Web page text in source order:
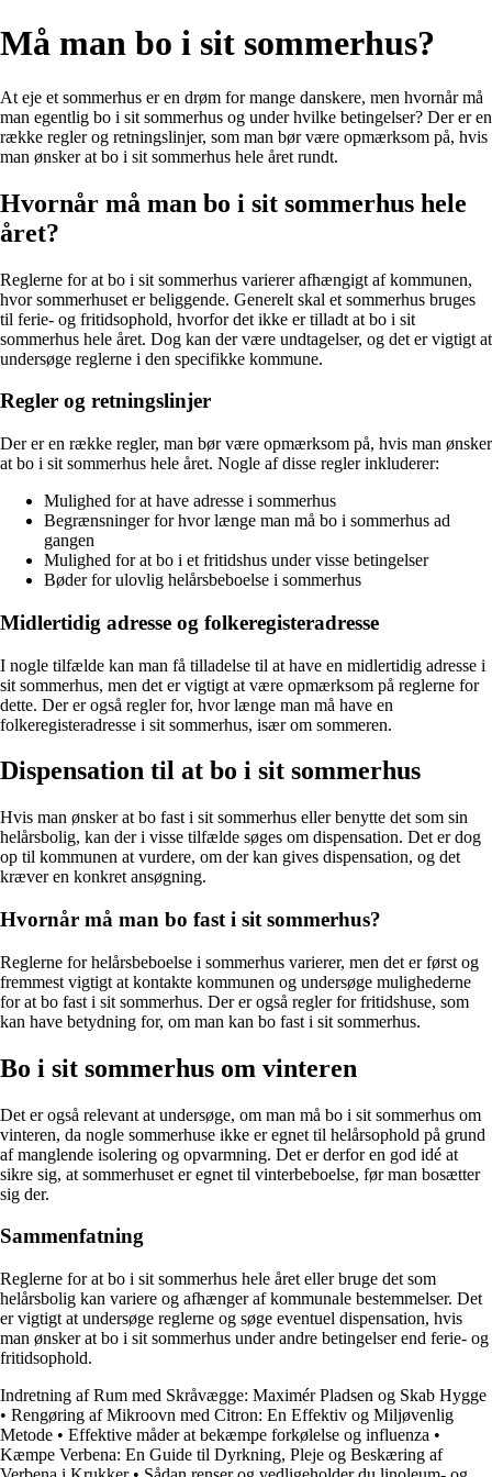
Må man bo i sit sommerhus?
At eje et sommerhus er en drøm for mange danskere, men hvornår må
man egentlig bo i sit sommerhus og under hvilke betingelser? Der er en
række regler og retningslinjer, som man bør være opmærksom på, hvis
man ønsker at bo i sit sommerhus hele året rundt.
Hvornår må man bo i sit sommerhus hele
året?
Reglerne for at bo i sit sommerhus varierer afhængigt af kommunen,
hvor sommerhuset er beliggende. Generelt skal et sommerhus bruges
til ferie- og fritidsophold, hvorfor det ikke er tilladt at bo i sit
sommerhus hele året. Dog kan der være undtagelser, og det er vigtigt at
undersøge reglerne i den specifikke kommune.
Regler og retningslinjer
Der er en række regler, man bør være opmærksom på, hvis man ønsker
at bo i sit sommerhus hele året. Nogle af disse regler inkluderer:
Mulighed for at have adresse i sommerhus
Begrænsninger for hvor længe man må bo i sommerhus ad
gangen
Mulighed for at bo i et fritidshus under visse betingelser
Bøder for ulovlig helårsbeboelse i sommerhus
Midlertidig adresse og folkeregisteradresse
I nogle tilfælde kan man få tilladelse til at have en midlertidig adresse i
sit sommerhus, men det er vigtigt at være opmærksom på reglerne for
dette. Der er også regler for, hvor længe man må have en
folkeregisteradresse i sit sommerhus, især om sommeren.
Dispensation til at bo i sit sommerhus
Hvis man ønsker at bo fast i sit sommerhus eller benytte det som sin
helårsbolig, kan der i visse tilfælde søges om dispensation. Det er dog
op til kommunen at vurdere, om der kan gives dispensation, og det
kræver en konkret ansøgning.
Hvornår må man bo fast i sit sommerhus?
Reglerne for helårsbeboelse i sommerhus varierer, men det er først og
fremmest vigtigt at kontakte kommunen og undersøge mulighederne
for at bo fast i sit sommerhus. Der er også regler for fritidshuse, som
kan have betydning for, om man kan bo fast i sit sommerhus.
Bo i sit sommerhus om vinteren
Det er også relevant at undersøge, om man må bo i sit sommerhus om
vinteren, da nogle sommerhuse ikke er egnet til helårsophold på grund
af manglende isolering og opvarmning. Det er derfor en god idé at
sikre sig, at sommerhuset er egnet til vinterbeboelse, før man bosætter
sig der.
Sammenfatning
Reglerne for at bo i sit sommerhus hele året eller bruge det som
helårsbolig kan variere og afhænger af kommunale bestemmelser. Det
er vigtigt at undersøge reglerne og søge eventuel dispensation, hvis
man ønsker at bo i sit sommerhus under andre betingelser end ferie- og
fritidsophold.
Indretning af Rum med Skråvægge: Maximér Pladsen og Skab Hygge
• Rengøring af Mikroovn med Citron: En Effektiv og Miljøvenlig
Metode • Effektive måder at bekæmpe forkølelse og influenza •
Kæmpe Verbena: En Guide til Dyrkning, Pleje og Beskæring af